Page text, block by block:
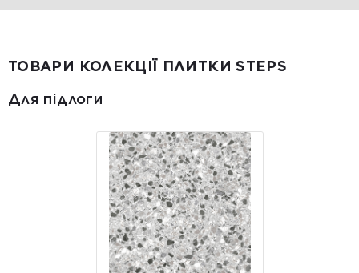
ТОВАРИ КОЛЕКЦІЇ ПЛИТКИ STEPS
Для підлоги